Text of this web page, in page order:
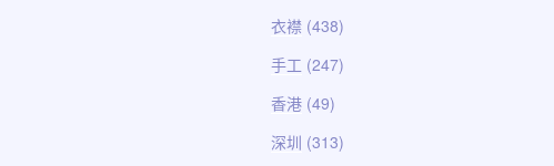
衣襟 (438)
手工 (247)
香港 (49)
深圳 (313)